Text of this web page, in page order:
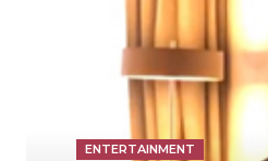
ENTERTAINMENT